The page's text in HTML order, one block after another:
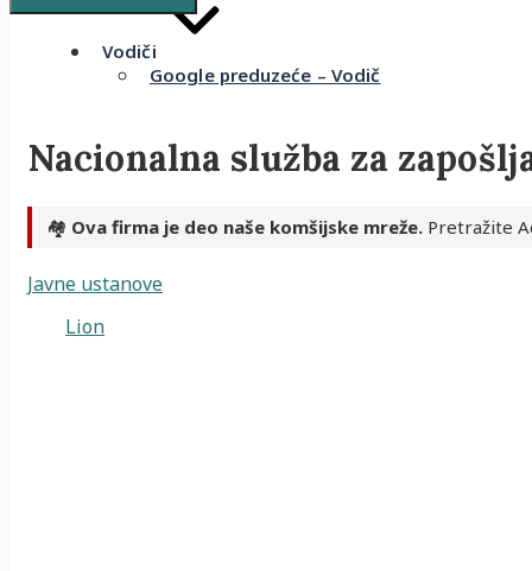
Vodiči
Google preduzeće – Vodič
Nacionalna služba za
🏘️ Ova firma je deo naše komšijske mreže. Pretražite
Javne ustanove
Lion